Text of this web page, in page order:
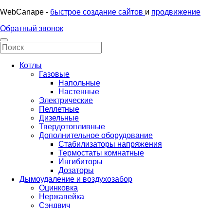
WebCanape - быстрое создание сайтов и продвижение
Обратный звонок
Котлы
Газовые
Напольные
Настенные
Электрические
Пеллетные
Дизельные
Твердотопливные
Дополнительное оборудование
Стабилизаторы напряжения
Термостаты комнатные
Ингибиторы
Дозаторы
Дымоудаление и воздухозабор
Оцинковка
Нержавейка
Сэндвич